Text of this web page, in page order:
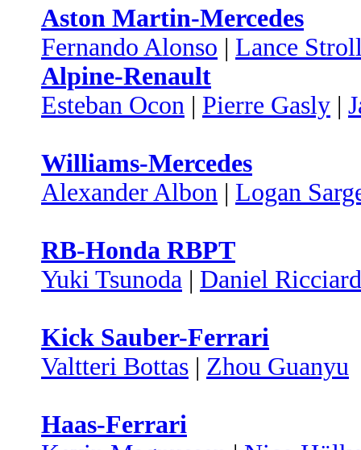
Aston Martin-Mercedes
Fernando Alonso | Lance
Alpine-Renault
Esteban Ocon | Pierre Gasly |
Williams-Mercedes
Alexander Albon | Logan
RB-Honda RBPT
Yuki Tsunoda | Daniel
Kick Sauber-Ferrari
Valtteri Bottas | Zhou Guanyu
Haas-Ferrari